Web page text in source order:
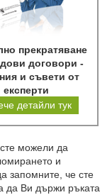
прекратяване
договори -
и съвети от
експерти
детайли тук
можели да
и
запомните, че сте
да Ви държи ръката